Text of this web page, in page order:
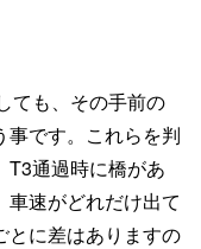
ても、その手前の
事です。これらを判
T3通過時に橋があ
車速がどれだけ出て
とに差はありますの